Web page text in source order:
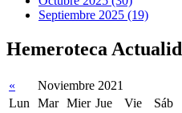
Septiembre 2025 (19)
Hemeroteca
« Noviembre 2021
Lun
Mar Mier Jue Vie Sáb